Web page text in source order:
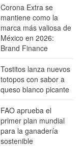
Corona Extra se
mantiene como la
marca más valiosa de
México en 2026:
Brand Finance
Tostitos lanza nuevos
totopos con sabor a
queso blanco picante
FAO aprueba el
primer plan mundial
para la ganadería
sostenible